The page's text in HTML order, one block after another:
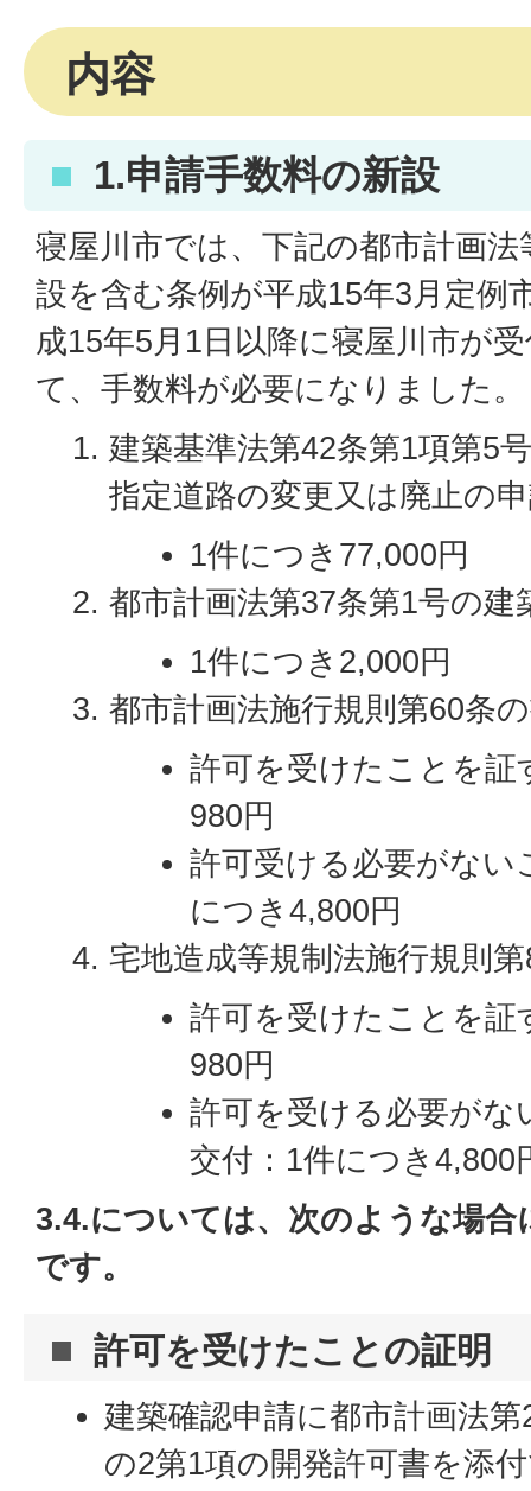
内容
1.申請手数料の新設
寝屋川市では、下記の都市計画
設を含む条例が平成15年3月定例
成15年5月1日以降に寝屋川市が
て、手数料が必要になりました。
建築基準法第42条第1項第5
指定道路の変更又は廃止の
1件につき77,000円
都市計画法第37条第1号の建
1件につき2,000円
都市計画法施行規則第60条
許可を受けたことを証
980円
許可受ける必要がない
につき4,800円
宅地造成等規制法施行規則
許可を受けたことを証
980円
許可を受ける必要が
交付：1件につき4,800
3.4.については、次のような場合
です。
許可を受けたことの証明
建築確認申請に都市計画法
の2第1項の開発許可書を添